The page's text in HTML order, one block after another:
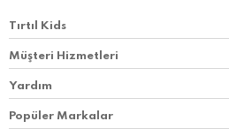
Tırtıl Kids
Müşteri Hizmetleri
Yardım
Popüler Markalar